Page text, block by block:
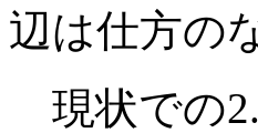
辺は仕方の
現状での